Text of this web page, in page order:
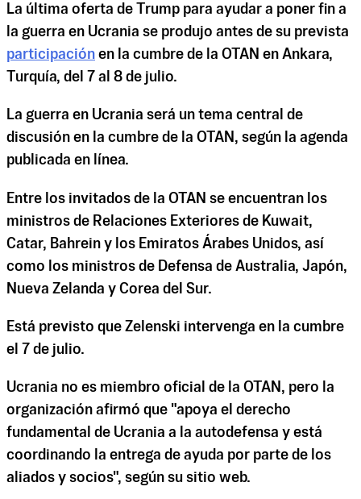
La última oferta de Trump para ayudar a poner fin a
la guerra en Ucrania se produjo antes de su prevista
participación en la cumbre de la OTAN en Ankara,
Turquía, del 7 al 8 de julio.
La guerra en Ucrania será un tema central de
discusión en la cumbre de la OTAN, según la agenda
publicada en línea.
Entre los invitados de la OTAN se encuentran los
ministros de Relaciones Exteriores de Kuwait,
Catar, Bahrein y los Emiratos Árabes Unidos, así
como los ministros de Defensa de Australia, Japón,
Nueva Zelanda y Corea del Sur.
Está previsto que Zelenski intervenga en la cumbre
el 7 de julio.
Ucrania no es miembro oficial de la OTAN, pero la
organización afirmó que "apoya el derecho
fundamental de Ucrania a la autodefensa y está
coordinando la entrega de ayuda por parte de los
aliados y socios", según su sitio web.